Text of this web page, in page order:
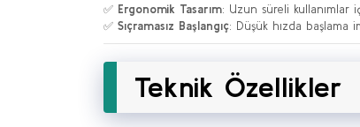
✅ Ergonomik Tasarım: Uzun süreli kullanımlar
✅ Sıçramasız Başlangıç: Düşük hızda başlama
Teknik Özellikler